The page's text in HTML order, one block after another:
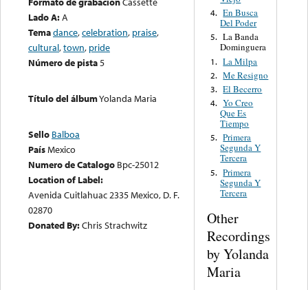
Lado A:A
Temadance,celebration, praise,
cultural,town, pride
Número de pista5
Título del álbumYolanda Maria
Sello Balboa
PaísMexico
Numero de Catalogo Bpc-25012
Location of Label:
Avenida Cuitlahuac 2335 Mexico, D. F.
02870
Donated By:Chris Strachwitz
4. En Busca
Del Poder
5. La Banda
Dominguera
1. La Milpa
2. Me Resigno
3. El Becerro
4. Yo Creo
Que Es
Tiempo
5. Primera
Segunda Y
Tercera
5. Primera
Segunda Y
Tercera
Other
Recordings
by Yolanda
Maria